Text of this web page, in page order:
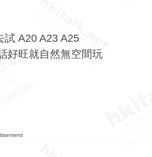
試 A20 A23 A25
好旺就自然無空間玩